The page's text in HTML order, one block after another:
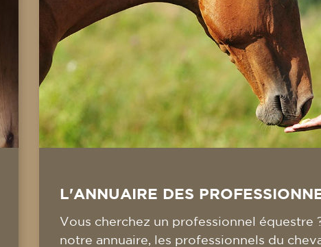
L'ANNUAIRE DES
Vous cherchez un professionnel équestre
notre annuaire, les professionnels du